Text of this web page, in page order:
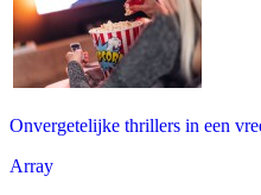
Onvergetelijke thrillers in een
Array